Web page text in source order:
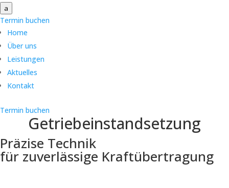
a
Termin buchen
Home
Über uns
Leistungen
Aktuelles
Kontakt
Termin buchen
Getriebeinstandsetzung
Präzise Technik
für zuverlässige Kraftübertragung